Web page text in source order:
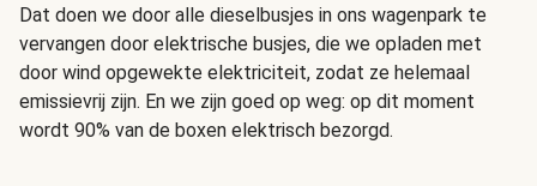
Dat doen we door alle dieselbusjes in ons wagenpark te
vervangen door elektrische busjes, die we opladen met
door wind opgewekte elektriciteit, zodat ze helemaal
emissievrij zijn. En we zijn goed op weg: op dit moment
wordt 90% van de boxen elektrisch bezorgd.